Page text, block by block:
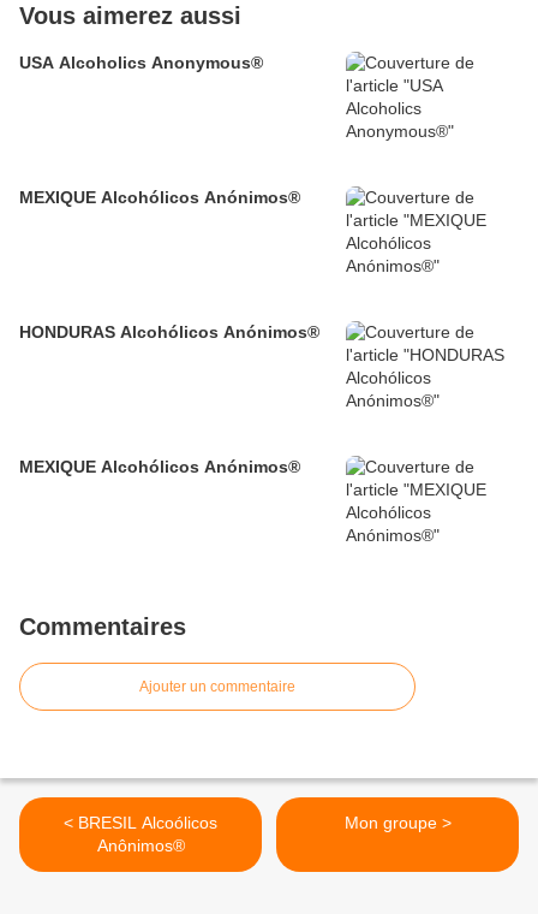
Vous aimerez aussi
USA Alcoholics Anonymous®
MEXIQUE Alcohólicos Anónimos®
HONDURAS Alcohólicos Anónimos®
MEXIQUE Alcohólicos Anónimos®
Commentaires
Ajouter un commentaire
< BRESIL Alcoólicos
Anônimos®
Mon groupe >